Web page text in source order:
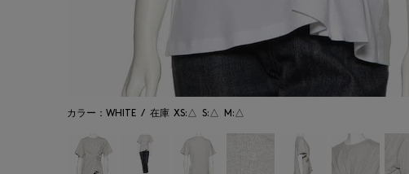
カラー：WHITE / 在庫 XS:△ S:△ M:△